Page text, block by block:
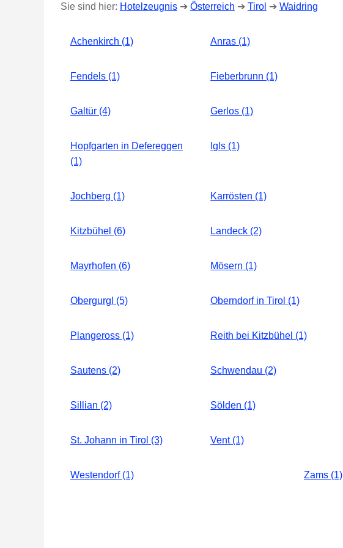
Sie sind hier: Hotelzeugnis➔ Österreich ➔ Tirol ➔ Waidring
Achenkirch (1) Anras (1)
Fendels (1) Fieberbrunn (1)
Galtür (4) Gerlos (1)
Hopfgarten in Defereggen
(1)
Igls (1)
Jochberg (1) Karrösten (1)
Kitzbühel (6) Landeck (2)
Mayrhofen (6) Mösern (1)
Obergurgl (5) Oberndorf in Tirol (1)
Plangeross (1) Reith bei Kitzbühel (1)
Sautens (2) Schwendau (2)
Sillian (2) Sölden (1)
St. Johann in Tirol (3) Vent (1)
Westendorf (1) Zams (1)